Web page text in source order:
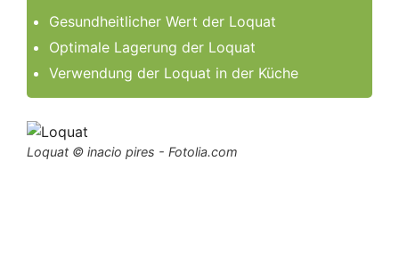
Gesundheitlicher Wert der Loquat
Optimale Lagerung der Loquat
Verwendung der Loquat in der Küche
Loquat © inacio pires - Fotolia.com